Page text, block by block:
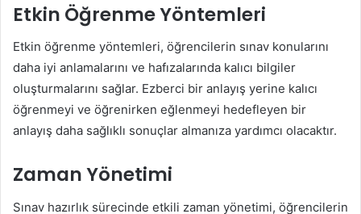
Etkin Öğrenme Yöntemleri
Etkin öğrenme yöntemleri, öğrencilerin sınav konularını
daha iyi anlamalarını ve hafızalarında kalıcı bilgiler
oluşturmalarını sağlar. Ezberci bir anlayış yerine kalıcı
öğrenmeyi ve öğrenirken eğlenmeyi hedefleyen bir
anlayış daha sağlıklı sonuçlar almanıza yardımcı olacaktır.
Zaman Yönetimi
Sınav hazırlık sürecinde etkili zaman yönetimi, öğrencilerin